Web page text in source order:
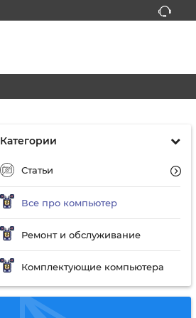
Категории
Статьи
Все про компьютер
Ремонт и обслуживание
Комплектующие компьютера